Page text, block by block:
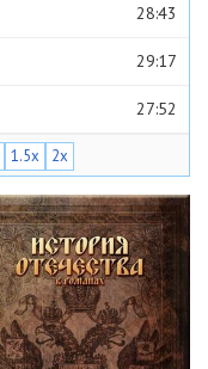
28:43
29:17
27:52
28:27
29:11
28:37
24:46
1.5x 2x